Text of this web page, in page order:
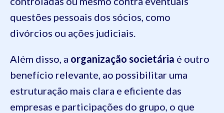
questões pessoais dos sócios, como
divórcios ou ações judiciais.
Além disso, a organização societária é outro
benefício relevante, ao possibilitar uma
estruturação mais clara e eficiente das
empresas e participações do grupo, o que